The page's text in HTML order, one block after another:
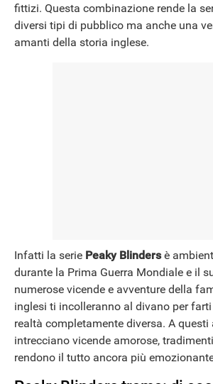
fittizi. Questa combinazione rende la
diversi tipi di pubblico ma anche una
amanti della storia inglese.
Infatti la serie Peaky Blindersè
durante la Prima Guerra Mondiale e il
numerose vicende e avventure della
inglesi ti incolleranno al divano per
realtà completamente diversa. A questi
intrecciano vicende amorose,
rendono il tutto ancora più